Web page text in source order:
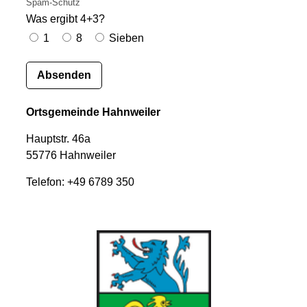
Spam-Schutz
Was ergibt 4+3?
1
8 Sieben
Ortsgemeinde Hahnweiler
Hauptstr. 46a
55776 Hahnweiler
Telefon: +49 6789 350